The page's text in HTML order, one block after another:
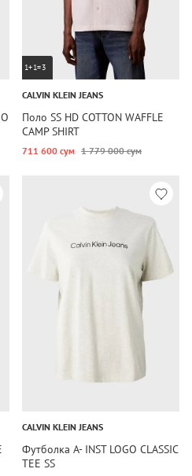
1+1=3
CALVIN KLEIN JEANS
Поло SS HD COTTON WAFFLE
CAMP SHIRT
711 600 сум 1 779 000 сум
CALVIN KLEIN JEANS
Футболка A- INST LOGO CLASSIC
TEE SS